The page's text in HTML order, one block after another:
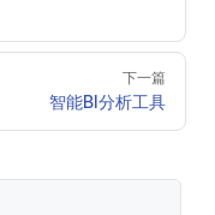
下一篇
智能BI分析工具